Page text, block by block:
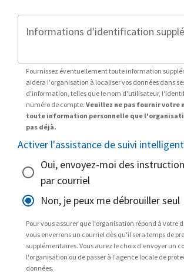
Fournissez éventuellement toute information
aidera l'organisation à localiser vos données dans
d'information, telles que le nom d'utilisateur,
numéro de compte. Veuillez ne pas fournir votre
toute information personnelle que
pas déjà.
Activer l'assistance de suivi
Oui, envoyez-moi des
par courriel
Non, je peux me débrouiller seul
Pour vous assurer que l'organisation répond à votre
vous enverrons un courriel dès qu'il sera temps de
supplémentaires. Vous aurez le choix d'envoyer un
l'organisation ou de passer à l'agence locale de
données.